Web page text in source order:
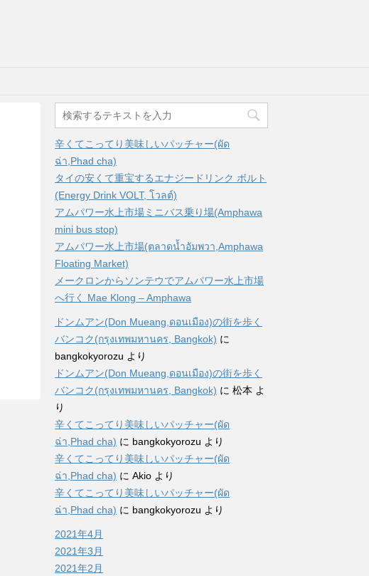
辛くてこってり美味しいパッチャー(ผัด
ฉ่า,Phad cha)
タイの安くて重宝するエナジードリンク ボルト
(Energy Drink VOLT, โวลต์)
アムパワー水上市場ミニバス乗り場(Amphawa
mini bus stop)
アムパワー水上市場(ตลาดน้ำอัมพวา,Amphawa
Floating Market)
メークロンからソンテウでアムパワー水上市場
へ行く Mae Klong – Amphawa
ドンムアン(Don Mueang,ดอนเมือง)の街を歩く
バンコク(กรุงเทพมหานคร, Bangkok) に
bangkokyorozu より
ドンムアン(Don Mueang,ดอนเมือง)の街を歩く
バンコク(กรุงเทพมหานคร, Bangkok) に 松本 よ
り
辛くてこってり美味しいパッチャー(ผัด
ฉ่า,Phad cha) に bangkokyorozu より
辛くてこってり美味しいパッチャー(ผัด
ฉ่า,Phad cha) に Akio より
辛くてこってり美味しいパッチャー(ผัด
ฉ่า,Phad cha) に bangkokyorozu より
2021年4月
2021年3月
2021年2月